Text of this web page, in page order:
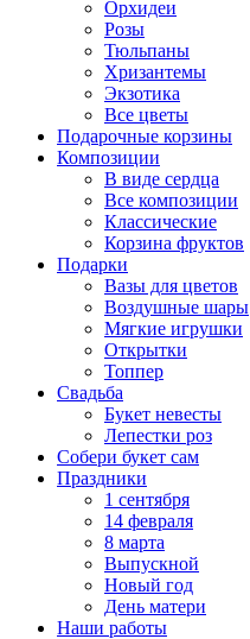
Орхидеи
Розы
Тюльпаны
Хризантемы
Экзотика
Все цветы
Подарочные корзины
Композиции
В виде сердца
Все композиции
Классические
Корзина фруктов
Подарки
Вазы для цветов
Воздушные шары
Мягкие игрушки
Открытки
Топпер
Свадьба
Букет невесты
Лепестки роз
Собери букет сам
Праздники
1 сентября
14 февраля
8 марта
Выпускной
Новый год
День матери
Наши работы